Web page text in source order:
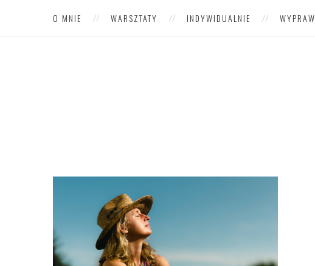
O MNIE WARSZTATY INDYWIDUALNIE